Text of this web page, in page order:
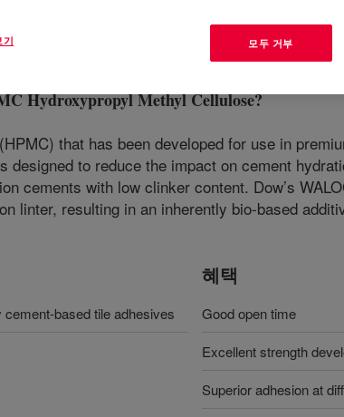
Hydroxypropyl Methyl Cellulose?
that has been developed for use in
to reduce the impact on cement
cements with low clinker content. Dow’s
linter, resulting in an inherently bio-based
based tile adhesives
혜택
Good open time
Excellent strength
Superior adhesion at
모두 거부